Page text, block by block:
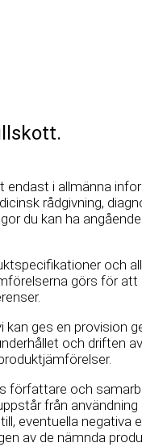
endast i allmänna
rådgivning,
du kan ha
och
görs för att
kan ges en provision
och driften
författare och
från
eventuella negativa
av de nämnda